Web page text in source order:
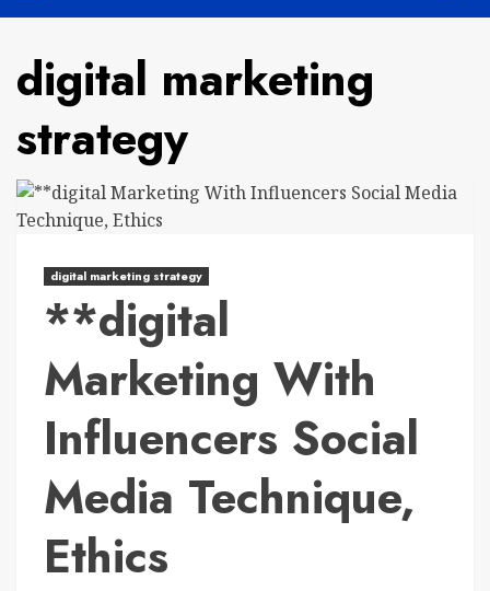
digital marketing
strategy
digital marketing strategy
**digital
Marketing With
Influencers Social
Media Technique,
Ethics